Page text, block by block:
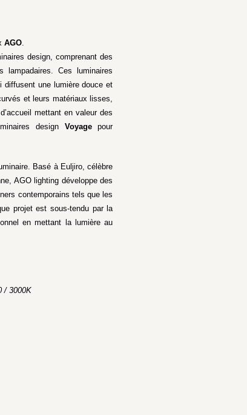
AGO.
design, comprenant des
lampadaires. Ces luminaires
diffusent une lumière douce et
et leurs matériaux lisses,
mettant en valeur des
design Voyagepour
Basé à Euljiro, célèbre
AGO lighting développe des
contemporains tels que les
projet est sous-tendu par la
en mettant la lumière au
/ 3000K